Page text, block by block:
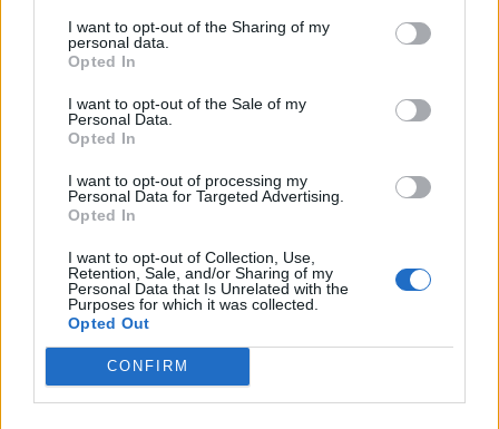
I want to opt-out of the Sharing of my
personal data.
Opted In
I want to opt-out of the Sale of my
Personal Data.
Opted In
I want to opt-out of processing my
Personal Data for Targeted Advertising.
Opted In
I want to opt-out of Collection, Use,
Retention, Sale, and/or Sharing of my
Personal Data that Is Unrelated with the
Purposes for which it was collected.
Opted Out
CONFIRM
prédit le cancer de la peau
avant qu’il n’apparaisse
irritable : le piège du
ARTICLES CONNEXES PLUS DE L'AUTEUR